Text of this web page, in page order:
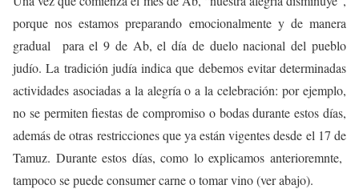
porque nos estamos preparando emocionalmente y de manera
gradual para el 9 de Ab, el día de duelo nacional del pueblo
judío. La tradición judía indica que debemos evitar determinadas
actividades asociadas a la alegría o a la celebración: por ejemplo,
no se permiten fiestas de compromiso o bodas durante estos días,
además de otras restricciones que ya están vigentes desde el 17 de
Tamuz. Durante estos días, como lo explicamos anterioremnte,
tampoco se puede consumer carne o tomar vino (ver abajo).